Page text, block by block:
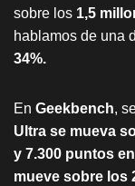
sobre los 1,5
hablamos de una
34%.
En Geekbench,
Ultra se mueva
y 7.300 puntos
mueve sobre los